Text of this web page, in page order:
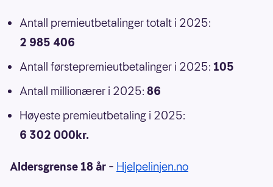
Antall premieutbetalinger totalt i 2025:
2 985 406
Antall førstepremieutbetalinger i 2025: 105
Antall millionærer i 2025: 86
Høyeste premieutbetaling i 2025:
6 302 000kr.
Aldersgrense 18 år – Hjelpelinjen.no